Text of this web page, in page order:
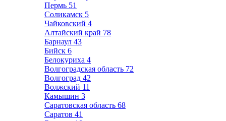
Пермь 51
Соликамск 5
Чайковский 4
Алтайский край 78
Барнаул 43
Бийск 6
Белокуриха 4
Волгоградская область 72
Волгоград 42
Волжский 11
Камышин 3
Саратовская область 68
Саратов 41